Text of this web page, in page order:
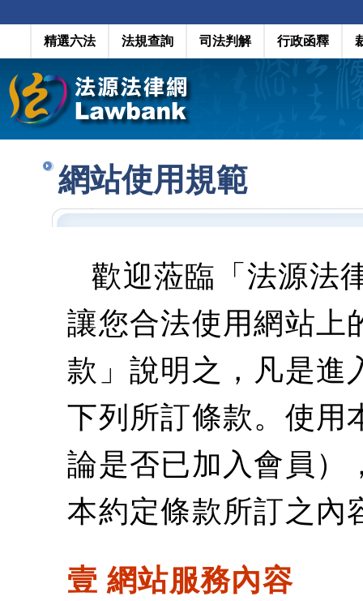
精選六法 法規查詢 司法判解 行政函釋
網站使用規範
歡迎蒞臨「法源法
讓您合法使用網站上
款」說明之，凡是進
下列所訂條款。使用
論是否已加入會員）
本約定條款所訂之內
壹 網站服務內容